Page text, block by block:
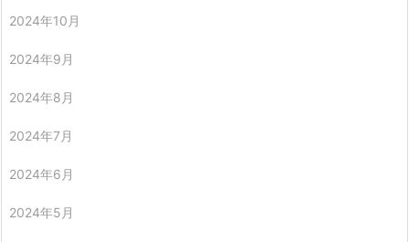
2024年10月
2024年9月
2024年8月
2024年7月
2024年6月
2024年5月